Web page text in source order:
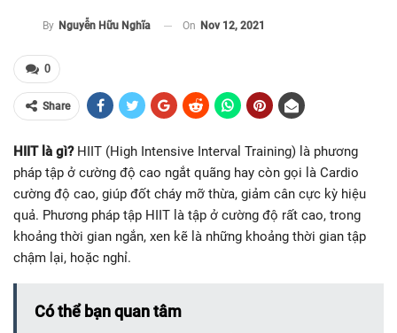
By Nguyễn Hữu Nghĩa On Nov 12, 2021
0
Share
HIIT là gì?HIIT (High Intensive Interval Training) là phương
pháp tập ở cường độ cao ngắt quãng hay còn gọi là Cardio
cường độ cao, giúp đốt cháy mỡ thừa, giảm cân cực kỳ hiệu
quả. Phương pháp tập HIIT là tập ở cường độ rất cao, trong
khoảng thời gian ngắn, xen kẽ là những khoảng thời gian tập
chậm lại, hoặc nghỉ.
Có thể bạn quan tâm